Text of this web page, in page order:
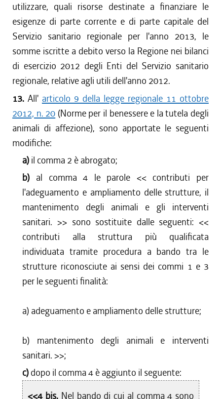
utilizzare, quali risorse destinate a finanziare le
esigenze di parte corrente e di parte capitale del
Servizio sanitario regionale per l'anno 2013, le
somme iscritte a debito verso la Regione nei bilanci
di esercizio 2012 degli Enti del Servizio sanitario
regionale, relative agli utili dell'anno 2012.
13. All' articolo 9 della legge regionale 11 ottobre
2012, n. 20 (Norme per il benessere e la tutela degli
animali di affezione), sono apportate le seguenti
modifiche:
a) il comma 2 è abrogato;
b) al comma 4 le parole << contributi per
l'adeguamento e ampliamento delle strutture, il
mantenimento degli animali e gli interventi
sanitari. >> sono sostituite dalle seguenti: <<
contributi alla struttura più qualificata
individuata tramite procedura a bando tra le
strutture riconosciute ai sensi dei commi 1 e 3
per le seguenti finalità:
a) adeguamento e ampliamento delle strutture;
b) mantenimento degli animali e interventi
sanitari.>>;
c) dopo il comma 4 è aggiunto il seguente:
<<4 bis. Nel bando di cui al comma 4 sono